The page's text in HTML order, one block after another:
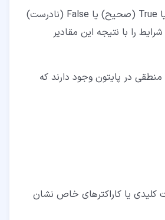
مقدار این عملگر ها یا True (صحیح) یا False (نادرست)
را با نتیجه این مقادیر
در پایتون وجود دارند که
کلیدی یا کاراکترهای خاص نشان